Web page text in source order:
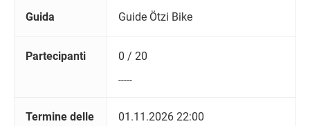
Guida Guide Ötzi Bike
Partecipanti 0 / 20
-----
Termine delle
01.11.2026 22:00